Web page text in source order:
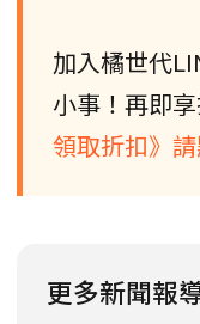
加入橘世代
小事！再即
領取折扣》
更多新聞報